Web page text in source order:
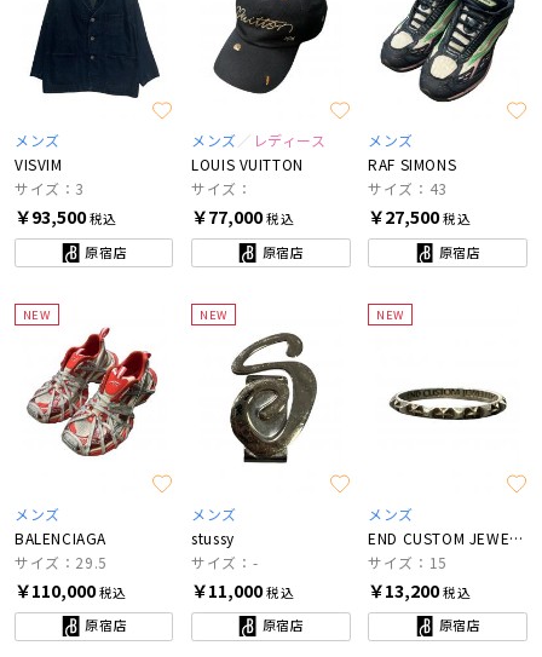
メンズ
VISVIM
サイズ：3
￥93,500税込
原宿店
メンズ
レディース
LOUIS VUITTON
サイズ：
￥77,000税込
原宿店
メンズ
RAF SIMONS
サイズ：43
￥27,500税込
原宿店
NEW
メンズ
BALENCIAGA
サイズ：29.5
￥110,000税込
原宿店
NEW
メンズ
stussy
サイズ：-
￥11,000税込
原宿店
NEW
メンズ
END CUSTOM JEWELLERS
サイズ：15
￥13,200税込
原宿店